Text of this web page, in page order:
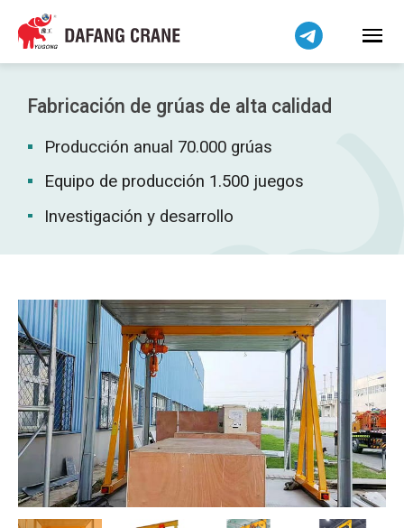
Fabricación de grúas de alta calidad
Producción anual 70.000 grúas
Equipo de producción 1.500 juegos
Investigación y desarrollo
Bahasa Indonesia
Bahasa Melayu
Tiếng Việt
简体中文
فارسی
Pilipino
اردو
Беларуская мова
Kiswahili
Dansk
Norsk
O‘zbekcha